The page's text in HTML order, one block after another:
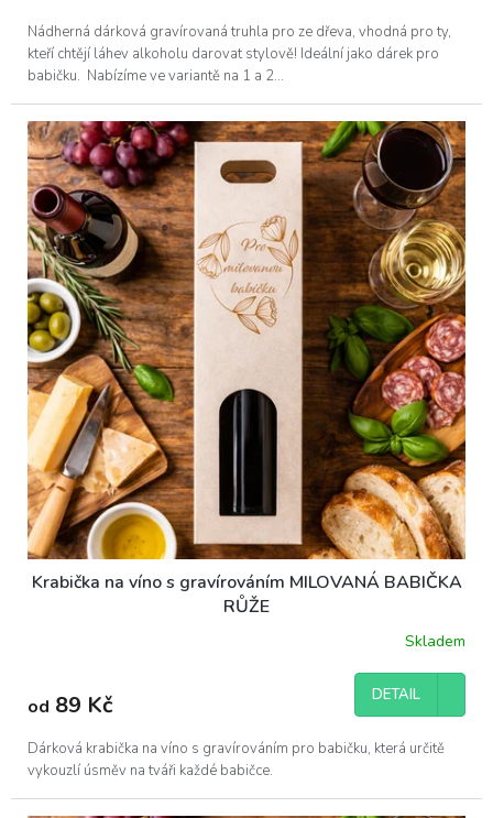
Nádherná dárková gravírovaná truhla pro ze dřeva, vhodná pro ty,
kteří chtějí láhev alkoholu darovat stylově! Ideální jako dárek pro
babičku. Nabízíme ve variantě na 1 a 2...
Krabička na víno s gravírováním MILOVANÁ BABIČKA
RŮŽE
Skladem
od 89 Kč DETAIL
Dárková krabička na víno s gravírováním pro babičku, která určitě
vykouzlí úsměv na tváři každé babičce.